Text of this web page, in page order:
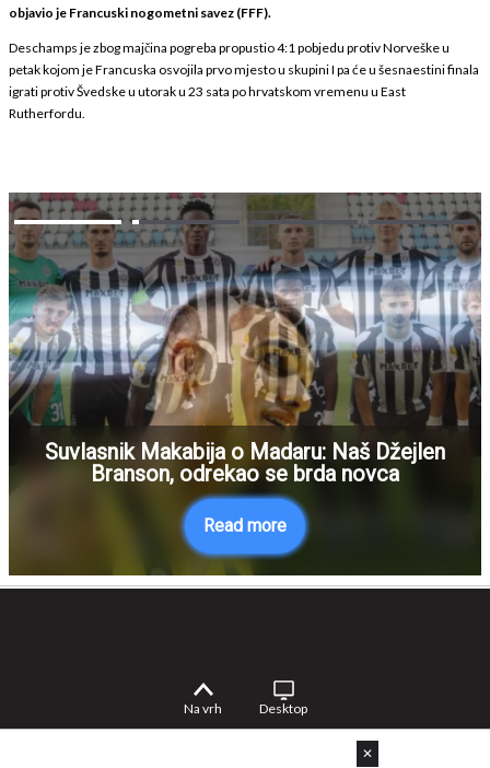
objavio je Francuski nogometni savez (FFF).
Deschamps je zbog majčina pogreba propustio 4:1 pobjedu protiv Norveške u
petak kojom je Francuska osvojila prvo mjesto u skupini I pa će u šesnaestini finala
igrati protiv Švedske u utorak u 23 sata po hrvatskom vremenu u East
Rutherfordu.
Suvlasnik Makabija o Madaru: Naš Džejlen
Branson, odrekao se brda novca
Read more
Na vrh Desktop
✕